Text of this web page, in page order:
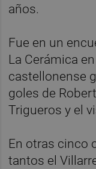
años.
Fue en un
La Cerámica
castellonense
goles de
Trigueros y el
En otras cinco
tantos el